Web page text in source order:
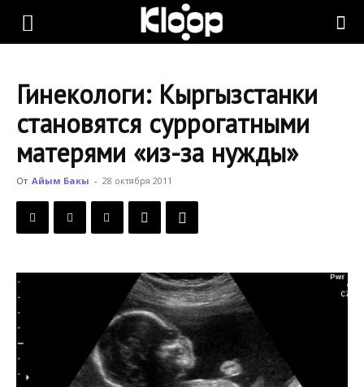
KLOOP.KG
Новости
Кыргызстана
Гинекологи: Кыргызстанки
становятся суррогатными
матерями «из-за нужды»
От Айым Бакы - 28 октября 2011